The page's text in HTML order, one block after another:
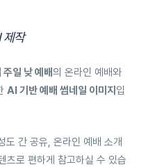
제작
일 낮 예배의 온라인 예배와
AI 기반 예배 썸네일 이미지 입
도 간 공유, 온라인 예배 소개
츠로 편하게 참고하실 수 있습